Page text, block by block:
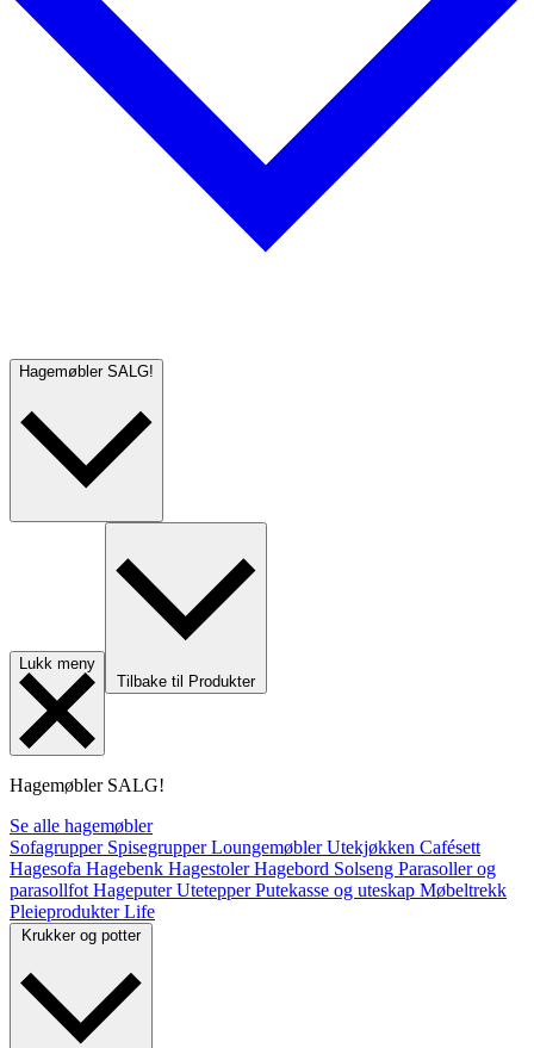
Hagemøbler SALG!
Lukk meny
Tilbake til Produkter
Hagemøbler SALG!
Se alle hagemøbler
Sofagrupper SpisegrupperLoungemøblerUtekjøkken Cafésett
Hagesofa Hagebenk HagestolerHagebord Solseng Parasoller og
parasollfot HageputerUtetepperPutekasse og uteskap Møbeltrekk
PleieprodukterLife
Krukker og potter